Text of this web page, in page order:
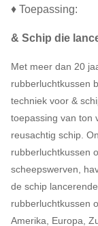
♦ Toepassing:
& Schip die
Met meer dan 20
rubberluchtkussen
techniek voor &
toepassing van ton
reusachtig schip.
rubberluchtkussen
scheepswerven,
de schip
rubberluchtkussen
Amerika, Europa,